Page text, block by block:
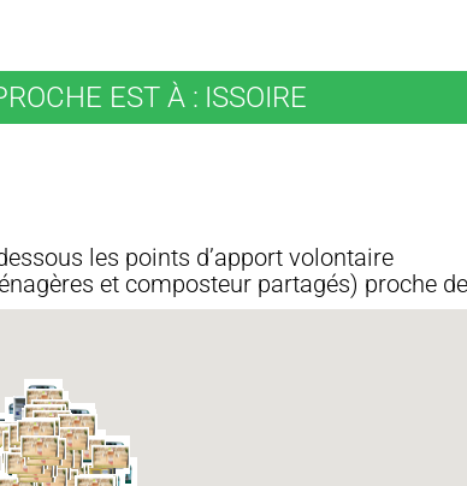
EST À : ISSOIRE
les points d’apport volontaire
et composteur partagés) proche